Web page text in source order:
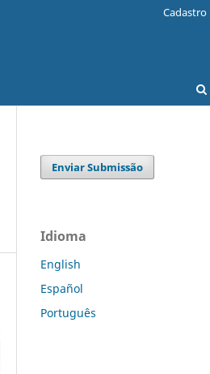
Cadastro
Enviar Submissão
Idioma
English
Español
Português